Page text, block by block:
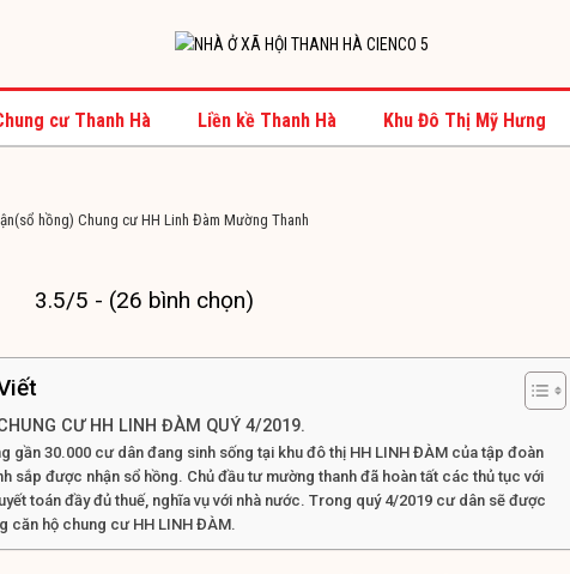
cư Thanh Hà Liền kề Thanh Hà Khu Đô Thị Mỹ Hưng
hồng) Chung cư HH Linh Đàm Mường Thanh
3.5/5 - (26 bình chọn)
CƯ HH LINH ĐÀM QUÝ 4/2019.
gần 30.000 cư dân đang sinh sống tại khu đô thị HH LINH ĐÀM của tập đoàn
sắp được nhận sổ hồng. Chủ đầu tư mường thanh đã hoàn tất các thủ tục với
toán đầy đủ thuế, nghĩa vụ với nhà nước. Trong quý 4/2019 cư dân sẽ được
căn hộ chung cư HH LINH ĐÀM.